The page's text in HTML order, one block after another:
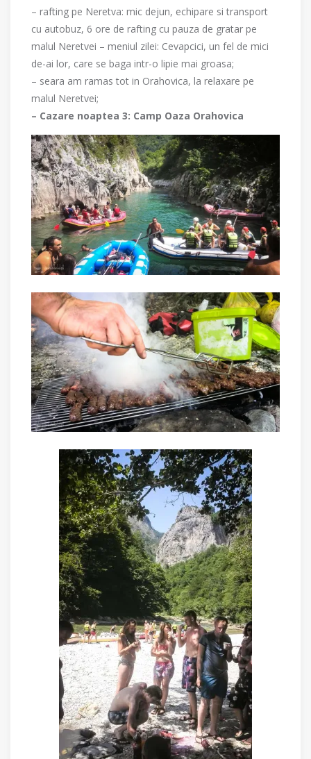
– rafting pe Neretva: mic dejun, echipare si transport
cu autobuz, 6 ore de rafting cu pauza de gratar pe
malul Neretvei – meniul zilei: Cevapcici, un fel de mici
de-ai lor, care se baga intr-o lipie mai groasa;
– seara am ramas tot in Orahovica, la relaxare pe
malul Neretvei;
– Cazare noaptea 3: Camp Oaza Orahovica